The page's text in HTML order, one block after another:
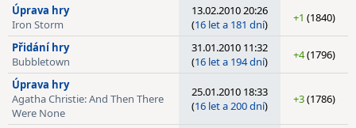
Úprava hry
Iron Storm
13.02.2010 20:26
(16 let a 181 dní) +1 (1840)
Přidání hry
Bubbletown
31.01.2010 11:32
(16 let a 194 dní) +4(1796)
Úprava hry
Agatha Christie: And Then There
Were None
25.01.2010 18:33
(16 let a 200 dní) +3(1786)